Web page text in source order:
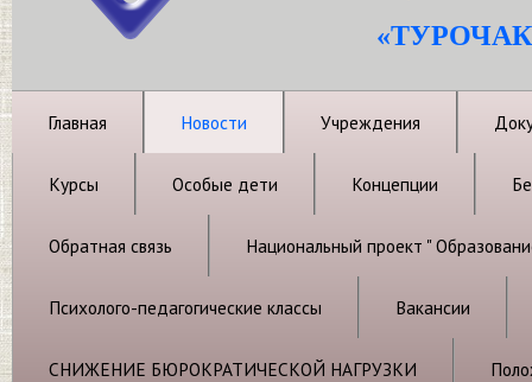
Главная Новости Учреждения
Курсы Особые дети Концепции
Обратная связь Национальный проект "
Психолого-педагогические классы Вакансии
СНИЖЕНИЕ БЮРОКРАТИЧЕСКОЙ НАГРУЗКИ